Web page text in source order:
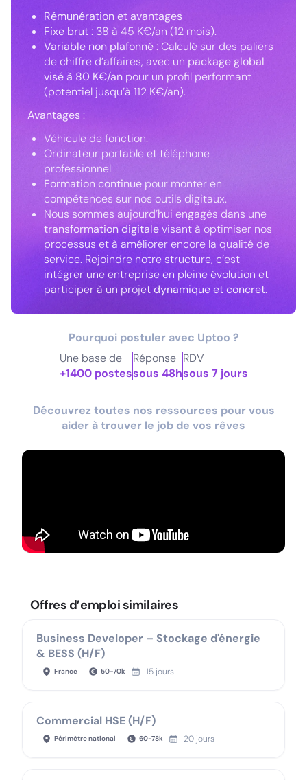
Rémunération et avantages
Fixe brut: 38 à 45 K€/an (12 mois).
Variable non plafonné: Calculé sur des paliers
de chiffre d’affaires, avec un package global
visé à 80 K€/an pour un profil performant
(potentiel jusqu’à 112 K€/an).
Avantages:
Véhicule de fonction.
Ordinateur portable et téléphone
professionnel.
Formation continue pour monter en
compétences sur nos outils digitaux.
Nous sommes aujourd’hui engagés dans une
transformation digitalevisant à optimiser nos
processus et à améliorer encore la qualité de
service. Rejoindre notre structure, c’est
intégrer une entreprise en pleine évolution et
participer à un projetdynamique et concret.
Pourquoi postuler avec Uptoo ?
Une base de
+1400 postes
Réponse
sous 48h
RDV
sous 7 jours
Découvrez toutes nos ressources pour vous
aider à trouver le job de vos rêves
Offres d’emploi similaires
Business Developer – Stockage d'énergie
& BESS (H/F)
France 50-70k 15 jours
Commercial HSE (H/F)
Périmètre national 60-78k 20 jours